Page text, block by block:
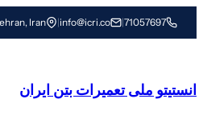
رفتن
به
71057697
|
info@icri.co
|
Iran
انستیتو ملی تعمیرات بتن ایران